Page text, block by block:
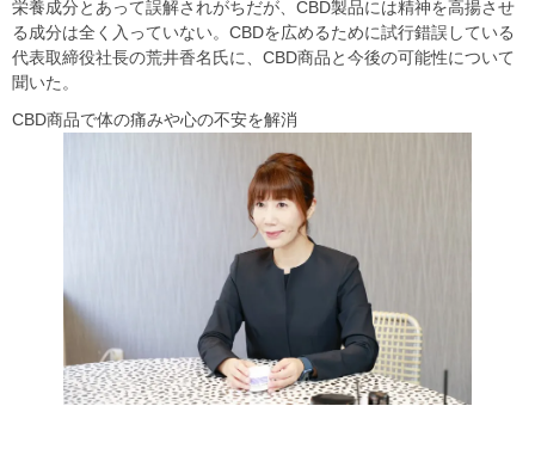
栄養成分とあって誤解されがちだが、CBD製品には精神を高揚させ
る成分は全く入っていない。CBDを広めるために試行錯誤している
代表取締役社長の荒井香名氏に、CBD商品と今後の可能性について
聞いた。
CBD商品で体の痛みや心の不安を解消